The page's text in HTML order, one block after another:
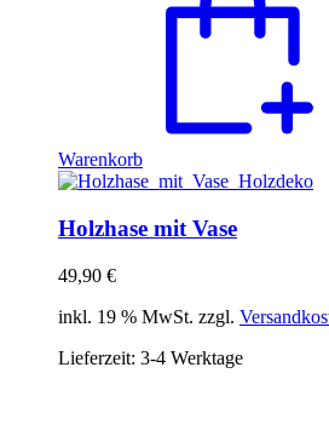
Warenkorb
Holzhase mit Vase
49,90 €
inkl. 19 % MwSt. zzgl.
Lieferzeit: 3-4 Werktage